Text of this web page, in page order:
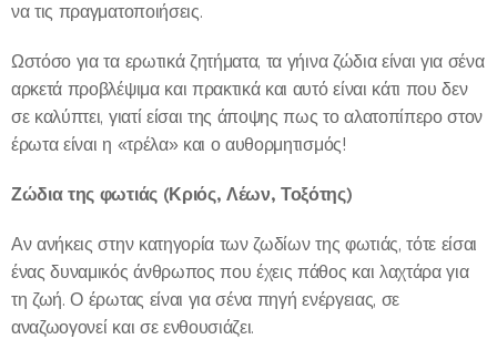
να τις πραγματοποιήσεις.
Ωστόσο για τα ερωτικά ζητήματα, τα γήινα ζώδια είναι για σένα
αρκετά προβλέψιμα και πρακτικά και αυτό είναι κάτι που δεν
σε καλύπτει, γιατί είσαι της άποψης πως το αλατοπίπερο στον
έρωτα είναι η «τρέλα» και ο αυθορμητισμός!
Ζώδια της φωτιάς (Κριός, Λέων, Τοξότης)
Αν ανήκεις στην κατηγορία των ζωδίων της φωτιάς, τότε είσαι
ένας δυναμικός άνθρωπος που έχεις πάθος και λαχτάρα για
τη ζωή. Ο έρωτας είναι για σένα πηγή ενέργειας, σε
αναζωογονεί και σε ενθουσιάζει.